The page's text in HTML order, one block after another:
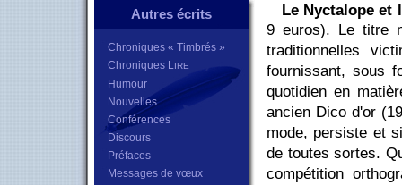
Autres écrits
Chroniques « Timbrés »
Chroniques LIRE
Humour
Nouvelles
Conférences
Discours
Préfaces
Messages de vœux
Le Nyctalope et
9 euros). Le titre
traditionnelles
fournissant, sous
quotidien en
ancien Dico d'or
mode, persiste et
de toutes sortes.
compétition